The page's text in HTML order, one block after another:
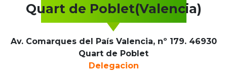
Quart de Poblet(Valencia)
Av. Comarques del País Valencia, nº 179. 46930
Quart de Poblet
Delegacion